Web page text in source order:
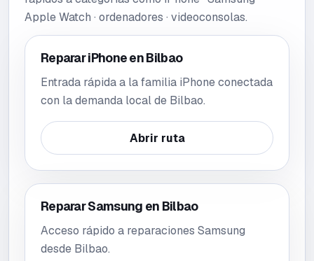
Apple Watch · ordenadores · videoconsolas.
Reparar iPhone en Bilbao
Entrada rápida a la familia iPhone conectada
con la demanda local de Bilbao.
Abrir ruta
Reparar Samsung en Bilbao
Acceso rápido a reparaciones Samsung
desde Bilbao.